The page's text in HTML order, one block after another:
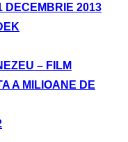
DECEMBRIE 2013
– FILM
A MILIOANE DE